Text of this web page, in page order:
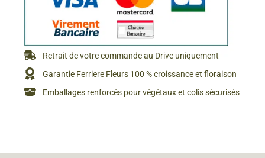
Retrait de votre commande au Drive uniquement
Garantie Ferriere Fleurs 100 % croissance et floraison
Emballages renforcés pour végétaux et colis sécurisés